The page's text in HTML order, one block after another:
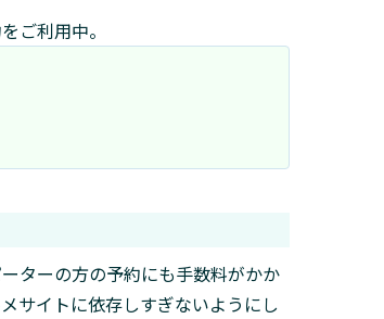
ご利用中。
ターの方の予約にも手数料がかか
サイトに依存しすぎないようにし